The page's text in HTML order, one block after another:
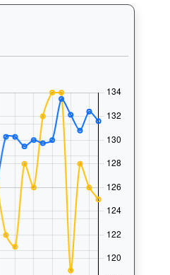
及試閘、正式出賽
匹體重與負磅走勢圖